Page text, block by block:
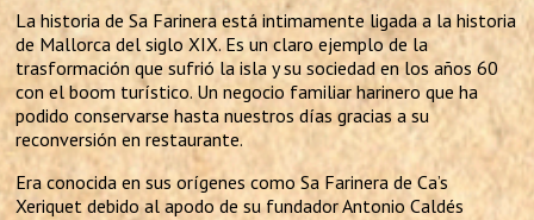
La historia de Sa Farinera está intimamente ligada a la historia
de Mallorca del siglo XIX. Es un claro ejemplo de la
trasformación que sufrió la isla y su sociedad en los años 60
con el boom turístico. Un negocio familiar harinero que ha
podido conservarse hasta nuestros días gracias a su
reconversión en restaurante.
Era conocida en sus orígenes como Sa Farinera de Ca’s
Xeriquet debido al apodo de su fundador Antonio Caldés